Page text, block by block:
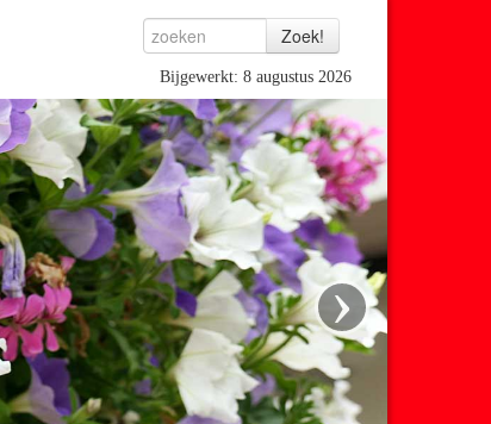
Bijgewerkt: 8 augustus 2026
›